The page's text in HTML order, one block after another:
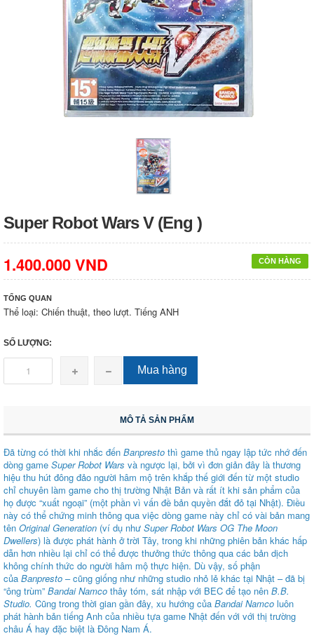
Super Robot Wars V (Eng )
CÒN HÀNG
1.400.000 VND
TỔNG QUAN
Thể loại: Chiến thuật, theo lượt. Tiếng ANH
SỐ LƯỢNG:
Mua hàng
MÔ TẢ SẢN PHẨM
Đã từng có thời khi nhắc đến Banpresto thì game thủ ngay lập tức nhớ đến
dòng game Super Robot Wars và ngược lại, bởi vì đơn giản đây là thương
hiệu thu hút đông đảo người hâm mộ trên khắp thế giới đến từ một studio
chỉ chuyên làm game cho thị trường Nhật Bản và rất ít khi sản phẩm của
họ được “xuất ngoại” (một phần vì vấn đề bản quyền đắt đỏ tại Nhật). Điều
này có thể chứng minh thông qua việc dòng game này chỉ có vài bản mang
tên Original Generation (ví dụ như Super Robot Wars OG The Moon
Dwellers) là được phát hành ở trời Tây, trong khi những phiên bản khác hấp
dẫn hơn nhiều lại chỉ có thể được thưởng thức thông qua các bản dịch
không chính thức do người hâm mộ thực hiện. Dù vậy, số phận
của Banpresto – cũng giống như những studio nhỏ lẻ khác tại Nhật – đã bị
“ông trùm” Bandai Namco thây tóm, sát nhập với BEC để tạo nên B.B.
Studio. Cũng trong thời gian gần đây, xu hướng của Bandai Namco luôn
phát hành bản tiếng Anh của nhiều tựa game Nhật đến với với thị trường
châu Á hay đặc biệt là Đông Nam Á.